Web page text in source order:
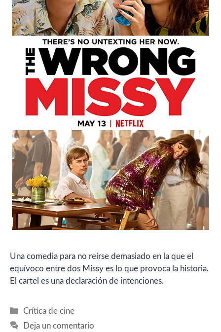
Una comedia para no reírse demasiado en la que el
equívoco entre dos Missy es lo que provoca la historia.
El cartel es una declaración de intenciones.
Categorías
Crítica de cine
Deja un comentario